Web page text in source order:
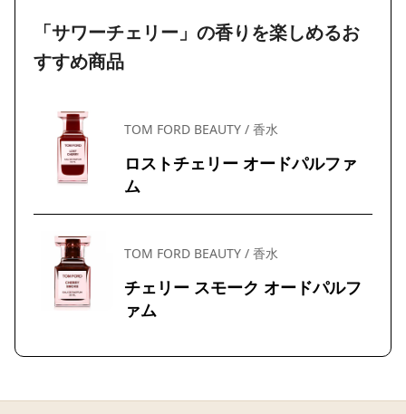
「サワーチェリー」の香りを楽しめるお
すすめ商品
TOM FORD BEAUTY / 香水
ロストチェリー オードパルファ
ム
TOM FORD BEAUTY / 香水
チェリー スモーク オードパルフ
ァム